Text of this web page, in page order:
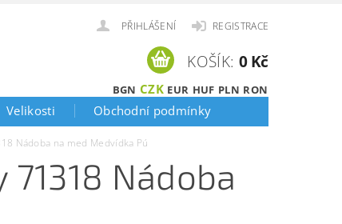
PŘIHLÁŠENÍ REGISTRACE
BGN CZK EUR HUF PLN RON
KOŠÍK: 0 Kč
Velikosti Obchodní podmínky
Nádoba na med Medvídka Pú
71318 Nádoba